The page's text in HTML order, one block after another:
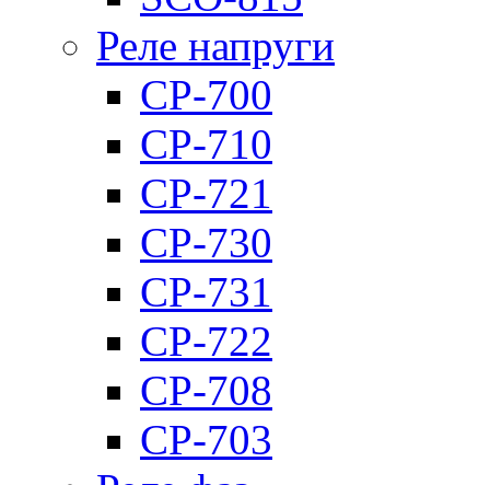
Реле напруги
CP-700
CP-710
CP-721
CP-730
CP-731
CP-722
CP-708
CP-703